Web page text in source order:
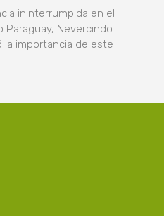
ininterrumpida en el
Paraguay, Nevercindo
la importancia de este